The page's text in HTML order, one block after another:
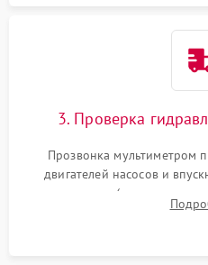
3. Проверка
Прозвонка мультиметром
двигателей насосов и
прессостата (датчика
концевика дверцы и